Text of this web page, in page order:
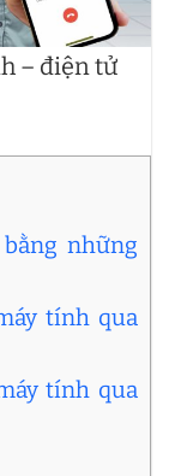
– điện tử
những
tính qua
tính qua